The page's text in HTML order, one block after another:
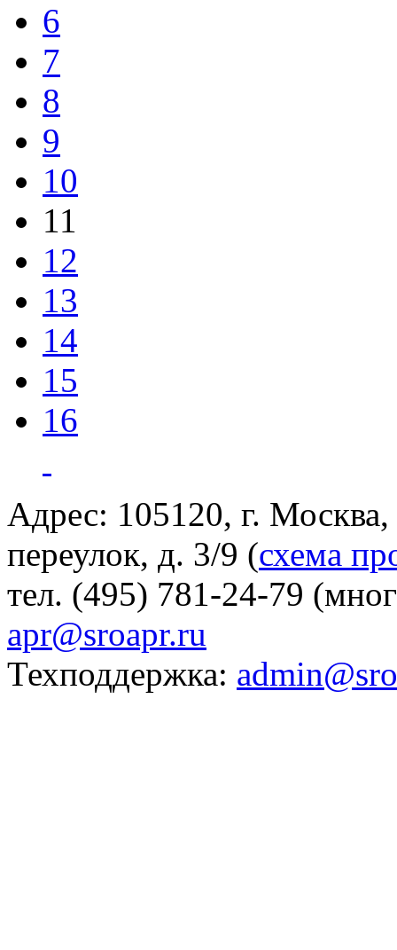
6
7
8
9
10
11
12
13
14
15
16
Адрес: 105120, г.
переулок, д. 3/9 (схема
тел. (495) 781-24-79
apr@sroapr.ru
Техподдержка: